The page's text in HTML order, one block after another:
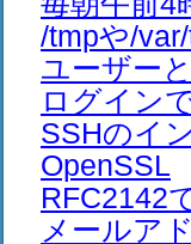
/tmpや/
ユーザー
ログイン
SSHのイ
OpenSSL
RFC2142
メールア